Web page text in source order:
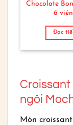
Chocolate
6
Đọc
ngôi
Món